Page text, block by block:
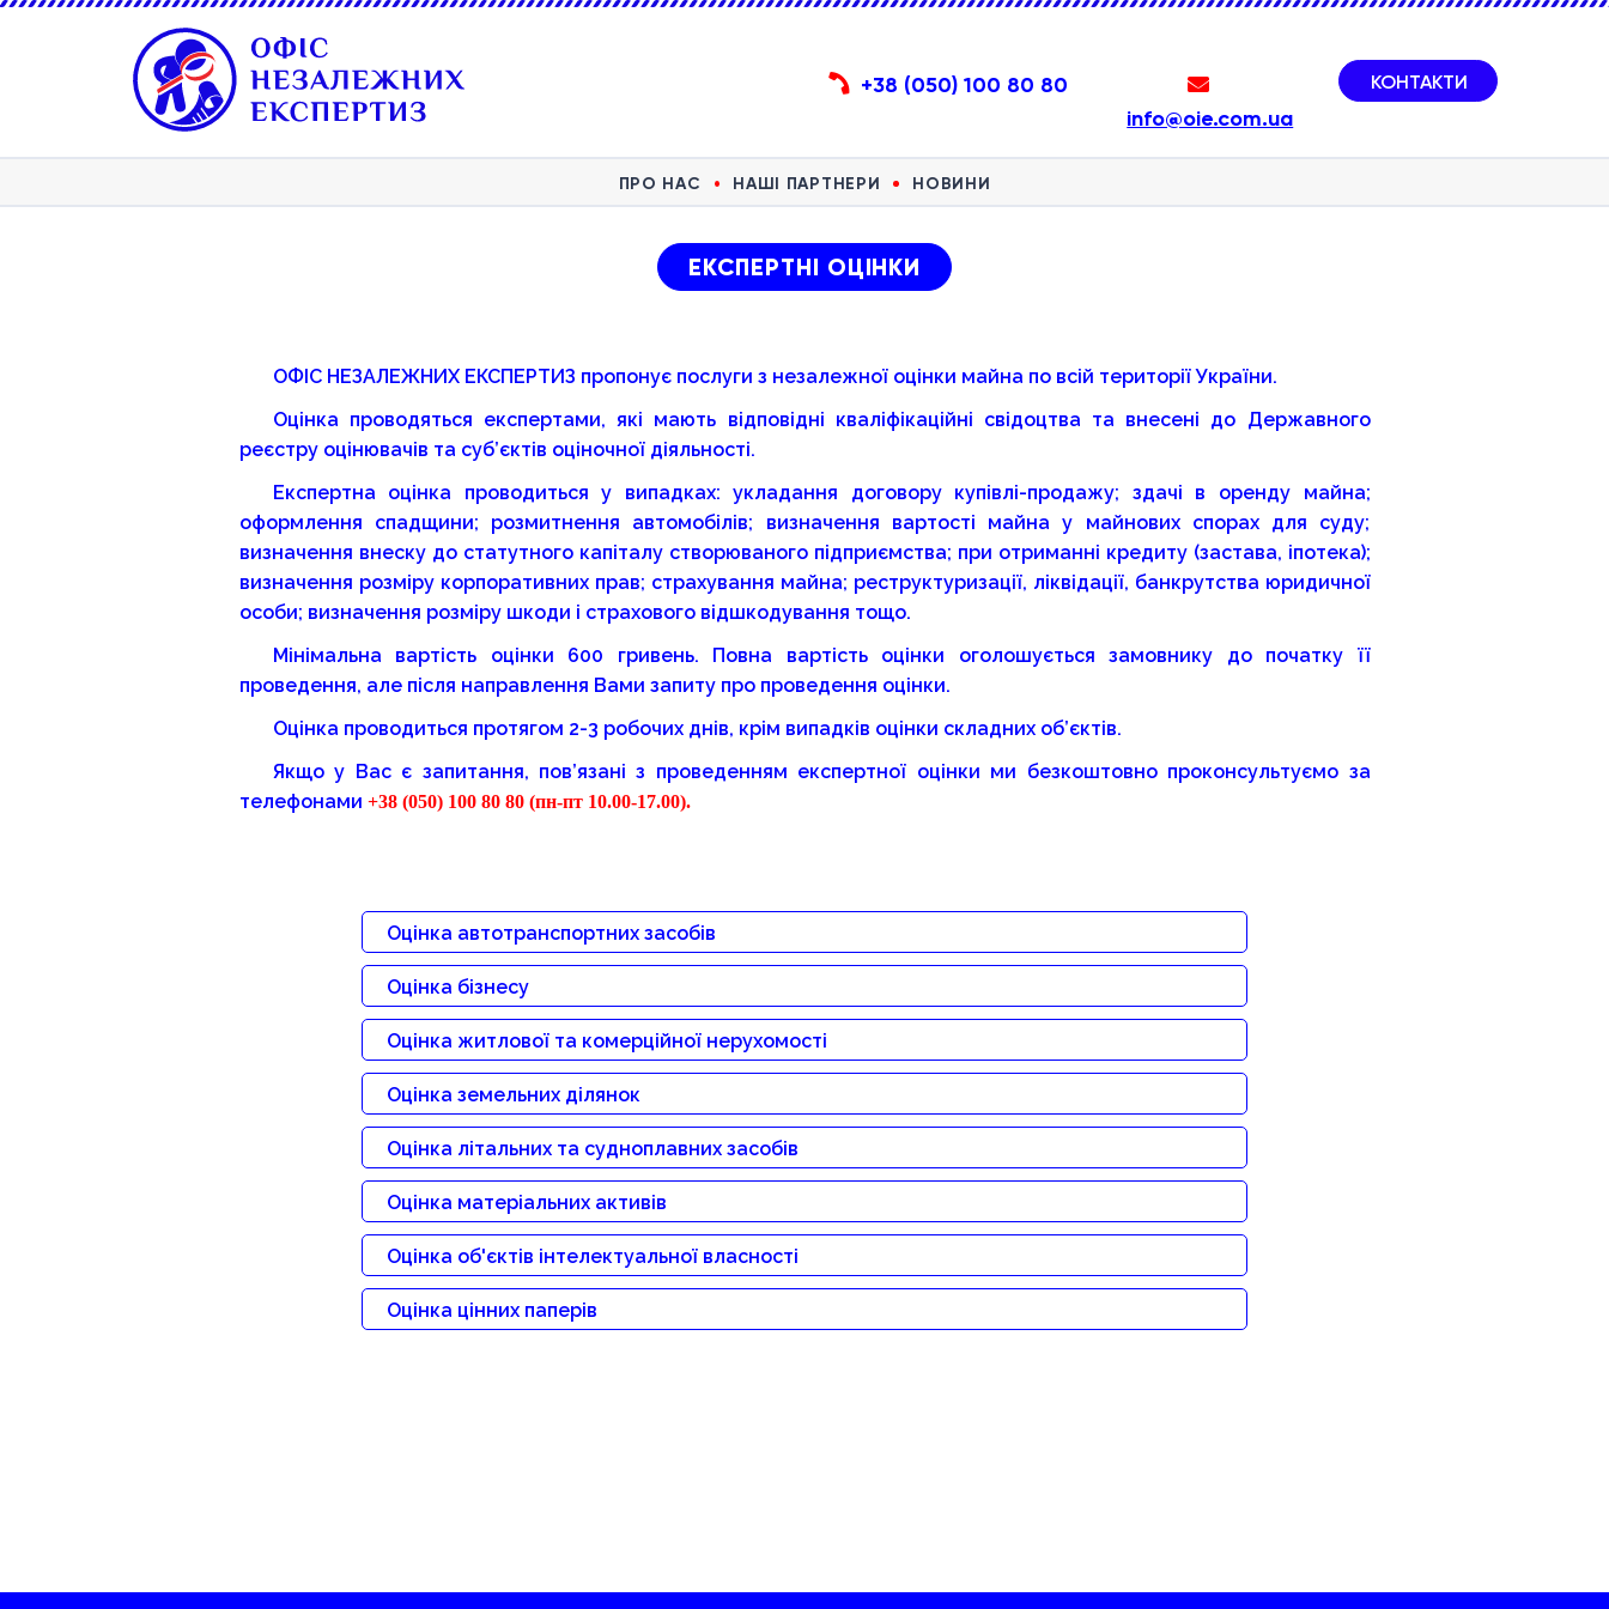
+38 (050) 100 80 80
info@oie.com.ua
КОНТАКТИ
ПРО НАС НАШІ ПАРТНЕРИ НОВИНИ
ЕКСПЕРТНІ ОЦІНКИ
ОФІС НЕЗАЛЕЖНИХ ЕКСПЕРТИЗ пропонує послуги з незалежної оцінки майна по всій території України.
Оцінка проводяться експертами, які мають відповідні кваліфікаційні свідоцтва та внесені до Державного
реєстру оцінювачів та суб’єктів оціночної діяльності.
Експертна оцінка проводиться у випадках: укладання договору купівлі-продажу; здачі в оренду майна;
оформлення спадщини; розмитнення автомобілів; визначення вартості майна у майнових спорах для суду;
визначення внеску до статутного капіталу створюваного підприємства; при отриманні кредиту (застава, іпотека);
визначення розміру корпоративних прав; страхування майна; реструктуризації, ліквідації, банкрутства юридичної
особи; визначення розміру шкоди і страхового відшкодування тощо.
Мінімальна вартість оцінки 600 гривень. Повна вартість оцінки оголошується замовнику до початку її
проведення, але після направлення Вами запиту про проведення оцінки.
Оцінка проводиться протягом 2-3 робочих днів, крім випадків оцінки складних об’єктів.
Якщо у Вас є запитання, пов’язані з проведенням експертної оцінки ми безкоштовно проконсультуємо за
телефонами +38 (050) 100 80 80 (пн-пт 10.00-17.00).
Оцінка автотранспортних засобів
Оцінка бізнесу
ДЕТАЛЬНІШЕ
Оцінка житлової та комерційної нерухомості
Оцінка земельних ділянок
Оцінка літальних та судноплавних засобів
ДЕТАЛЬНІШЕ
Оцінка матеріальних активів
ДЕТАЛЬНІШЕ
Оцінка об'єктів інтелектуальної власності
Оцінка цінних паперів